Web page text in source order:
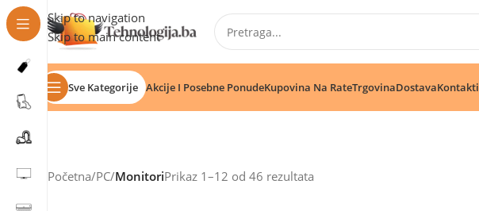
Skip to navigation
Skip to main content
Sve Kategorije Akcije I Posebne PonudeKupovina Na RateTrgovinaDostavaKontakti
Početna/PC/MonitoriPrikaz 1–12 od 46 rezultata